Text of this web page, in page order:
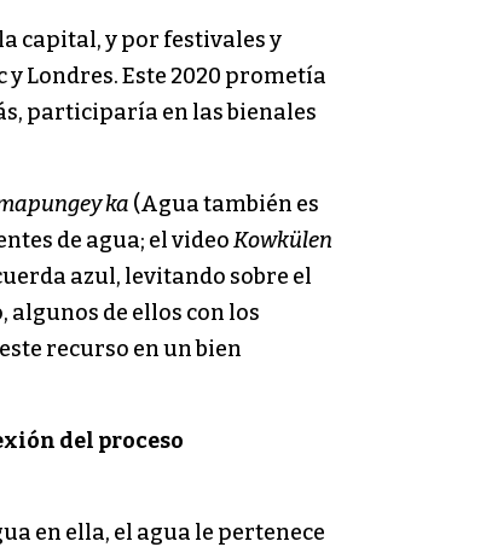
capital, y por festivales y
Londres. Este 2020 prometía
participaría en las bienales
ka (Agua también es
de agua; el videoKowkülen
azul, levitando sobre el
de ellos con los
recurso en un bien
del proceso
en ella, el agua le pertenece